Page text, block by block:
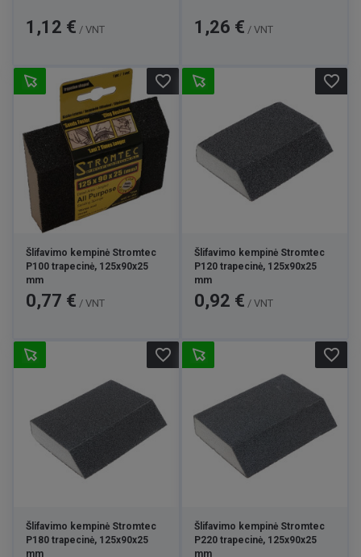
Kaina
1,12 € / VNT
Kaina
1,26 € / VNT
Šlifavimo kempinė Stromtec
P100 trapecinė, 125x90x25
mm
Kaina
0,77 € / VNT
favorite_border
Šlifavimo kempinė Stromtec
P120 trapecinė, 125x90x25
mm
Kaina
0,92 € / VNT
favorite_border
Šlifavimo kempinė Stromtec
P180 trapecinė, 125x90x25
mm
favorite_border
Šlifavimo kempinė Stromtec
P220 trapecinė, 125x90x25
mm
favorite_border